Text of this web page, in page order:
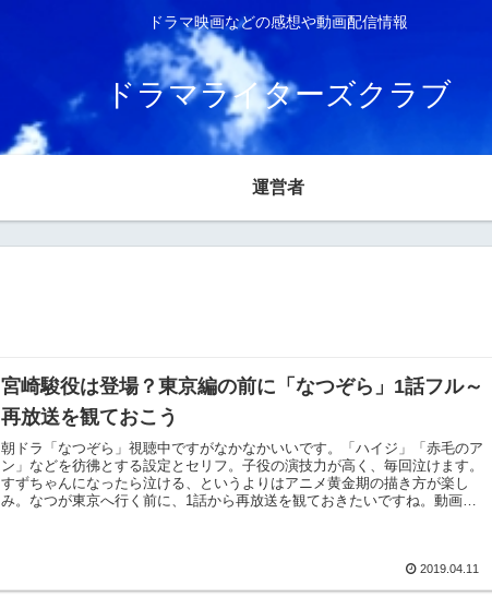
ドラマ映画などの感想や動画配信情報
ドラマライターズクラブ
運営者
宮崎駿役は登場？東京編の前に「なつぞら」1話フル～
再放送を観ておこう
朝ドラ「なつぞら」視聴中ですがなかなかいいです。「ハイジ」「赤毛のア
ン」などを彷彿とする設定とセリフ。子役の演技力が高く、毎回泣けます。
すずちゃんになったら泣ける、というよりはアニメ黄金期の描き方が楽し
み。なつが東京へ行く前に、1話から再放送を観ておきたいですね。動画配
2019.04.11